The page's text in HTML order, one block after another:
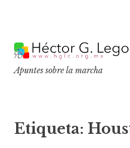
k
p
c
o
Apuntes sobre la marcha
Etiqueta: